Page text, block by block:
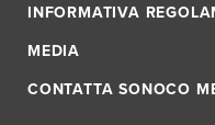
INFORMATIVA
MEDIA
CONTATTA SONOCO